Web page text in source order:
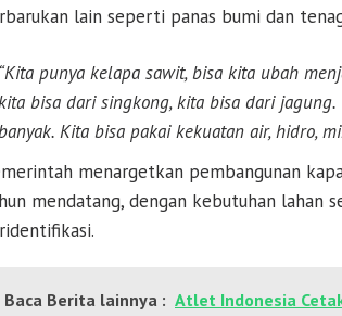
lain seperti panas bumi dan
“Kita punya kelapa sawit, bisa kita ubah
bisa dari singkong, kita bisa dari
banyak. Kita bisa pakai kekuatan air, hidro,
menargetkan pembangunan
mendatang, dengan kebutuhan lahan
Baca Berita lainnya : Atlet Indonesia